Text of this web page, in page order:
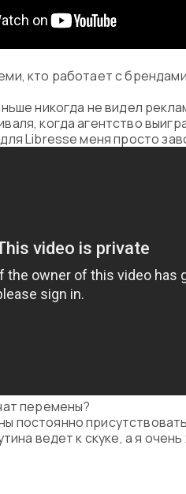
кто работает с
никогда не видел
когда агентство
Libresse меня просто
перемены?
постоянно
ведет к скуке, а я